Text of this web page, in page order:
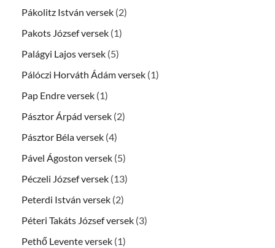
Pákolitz István versek (2)
Pakots József versek (1)
Palágyi Lajos versek (5)
Pálóczi Horváth Ádám versek (1)
Pap Endre versek (1)
Pásztor Árpád versek (2)
Pásztor Béla versek (4)
Pável Ágoston versek (5)
Péczeli József versek (13)
Peterdi István versek (2)
Péteri Takáts József versek (3)
Pethő Levente versek (1)